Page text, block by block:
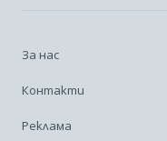
За нас
Контакти
Реклама